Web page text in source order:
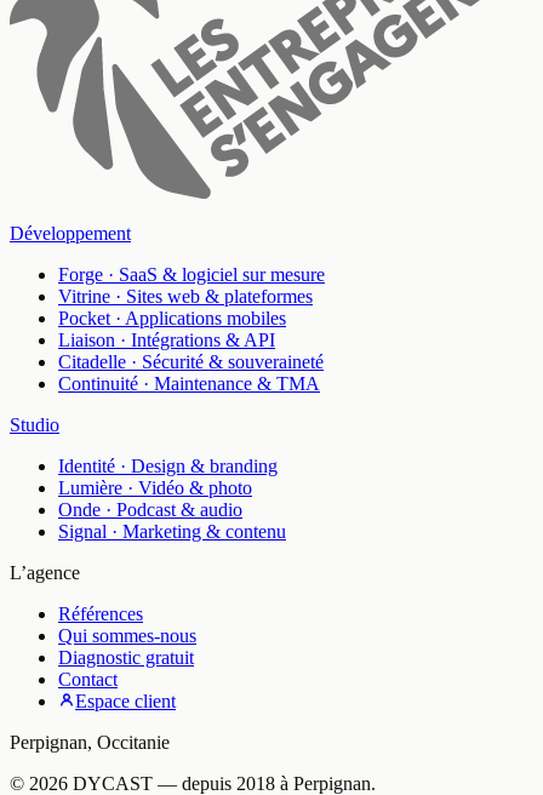
Développement
Forge · SaaS & logiciel sur mesure
Vitrine · Sites web & plateformes
Pocket · Applications mobiles
Liaison · Intégrations & API
Citadelle · Sécurité & souveraineté
Continuité · Maintenance & TMA
Studio
Identité · Design & branding
Lumière · Vidéo & photo
Onde · Podcast & audio
Signal · Marketing & contenu
L’agence
Références
Qui sommes-nous
Diagnostic gratuit
Contact
Espace client
Perpignan, Occitanie
© 2026 DYCAST — depuis 2018 à Perpignan.